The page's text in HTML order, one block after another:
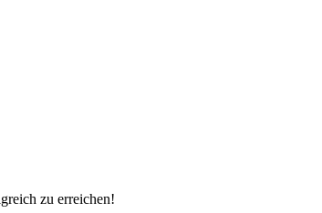
zu erreichen!